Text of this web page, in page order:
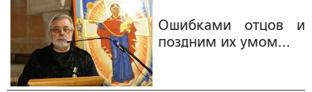
Ошибками отцов и
поздним их умом...